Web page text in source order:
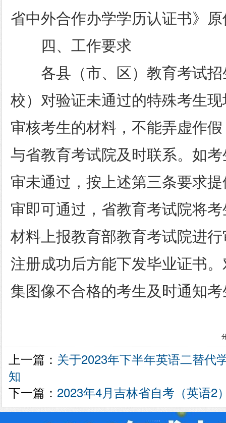
省中外合作办学学历认证书》
四、工作要求
各县（市、区）教育考试招
校）对验证未通过的特殊考生
审核考生的材料，不能弄虚作
与省教育考试院及时联系。如
审未通过，按上述第三条要求
审即可通过，省教育考试院将
材料上报教育部教育考试院进
注册成功后方能下发毕业证书
集图像不合格的考生及时通知
上一篇： 关于2023年下半年英语二替代
知
下一篇： 2023年4月吉林省自考（英语2